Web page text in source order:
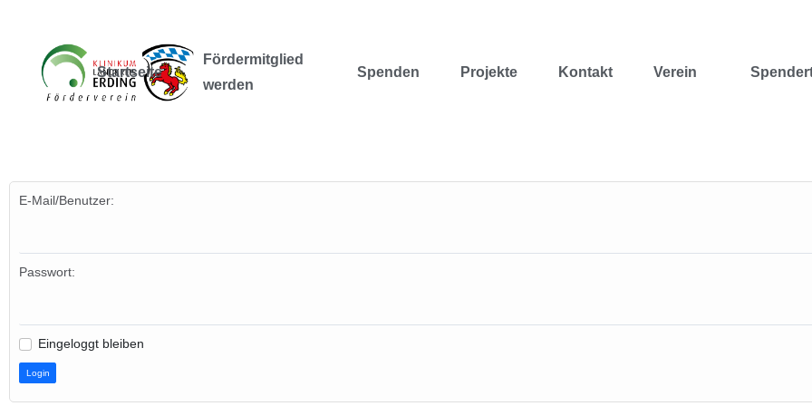
Startseite
Fördermitglied
werden
Spenden Projekte Kontakt Verein
E-Mail/Benutzer:
Passwort:
Eingeloggt bleiben